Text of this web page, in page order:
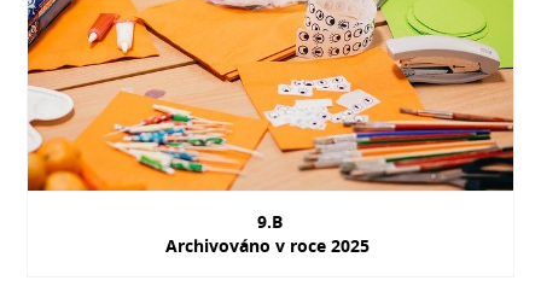
9.B
Archivováno v roce 2025